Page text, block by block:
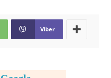
Viber